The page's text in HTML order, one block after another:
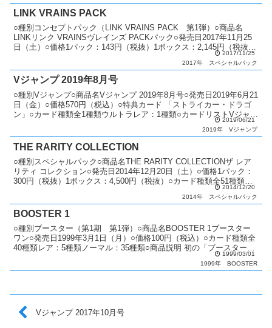
LINK VRAINS PACK
○種別コンセプトパック（LINK VRAINS PACK 第1弾）○商品名
LINKリンク VRAINSヴレインズ PACKパック○発売日2017年11月25
日（土）○価格1パック：143円（税抜）1ボックス：2,145円（税抜）
2017/11/25
2017年
スペシャルパック
Vジャンプ 2019年8月号
○種別Vジャンプ○商品名Vジャンプ 2019年8月号○発売日2019年6月21
日（金）○価格570円（税込）○特典カード 「ストライカー・ドラゴ
ン」○カード種類全1種類ウルトラレア：1種類○カードリストVジャン
2019/06/21
2019年
Vジャンプ
THE RARITY COLLECTION
○種別スペシャルパック○商品名THE RARITY COLLECTIONザ レア
リティ コレクション○発売日2014年12月20日（土）○価格1パック：
300円（税抜）1ボックス：4,500円（税抜）○カード種類全51種類ホ
2014/12/20
2014年
スペシャルパック
BOOSTER 1
○種別ブースター（第1期 第1弾）○商品名BOOSTER 1ブースター
ワン○発売日1999年3月1日（月）○価格100円（税込）○カード種類全
40種類レア：5種類ノーマル：35種類○商品説明 初の「ブースター」
1999/03/01
1999年
BOOSTER
Vジャンプ 2017年10月号